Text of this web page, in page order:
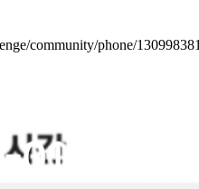
community/phone/